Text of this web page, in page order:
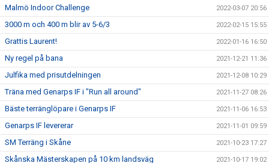
Malmö Indoor Challenge 2022-03-07 20:56
3000 m och 400 m blir av 5-6/3 2022-02-15 15:55
Grattis Laurent! 2022-01-16 16:50
Ny regel på bana 2021-12-21 11:36
Julfika med prisutdelningen 2021-12-08 10:29
Träna med Genarps IF i "Run all around" 2021-11-27 08:26
Bäste terränglöpare i Genarps IF 2021-11-06 16:53
Genarps IF levererar 2021-11-01 09:59
SM Terräng i Skåne 2021-10-23 17:27
Skånska Mästerskapen på 10 km landsväg 2021-10-17 19:02